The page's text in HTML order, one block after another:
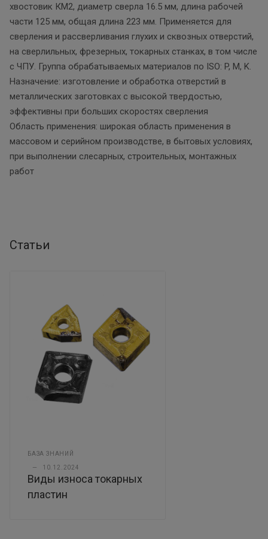
хвостовик КМ2, диаметр сверла 16.5 мм, длина рабочей
части 125 мм, общая длина 223 мм. Применяется для
сверления и рассверливания глухих и сквозных отверстий,
на сверлильных, фрезерных, токарных станках, в том числе
с ЧПУ. Группа обрабатываемых материалов по ISO: P, M, K.
Назначение: изготовление и обработка отверстий в
металлических заготовках с высокой твердостью,
эффективны при больших скоростях сверления
Область применения: широкая область применения в
массовом и серийном производстве, в бытовых условиях,
при выполнении слесарных, строительных, монтажных
работ
Статьи
БАЗА ЗНАНИЙ
— 10.12.2024
Виды износа токарных
пластин